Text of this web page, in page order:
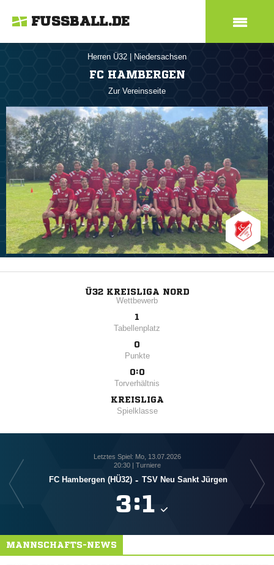
FUSSBALL.DE
Herren Ü32 Niedersachsen
FC HAMBERGEN
Zur Vereinsseite
Ü32 KREISLIGA NORD
Wettbewerb
1
Tabellenplatz
0
Punkte
0:0
Torverhältnis
KREISLIGA
Spielklasse
Letztes Spiel: Mo, 13.07.2026
20:30 | Turniere
FC Hambergen (HÜ32) - TSV Neu Sankt Jürgen
:
MANNSCHAFTS-NEWS